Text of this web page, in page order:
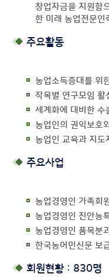
창업자금을 지원함
한 미래 농업전문인
주요활동
농업소득증대를 위
작목별 연구모임 활
세계화에 대비한 수
농업인의 권익보호
농업인 교육과 지도
주요사업
농업경영인 가족회
농업경영인 진안농
농업경영인 품목분
한국농어민신문 보
회원현황 : 830명